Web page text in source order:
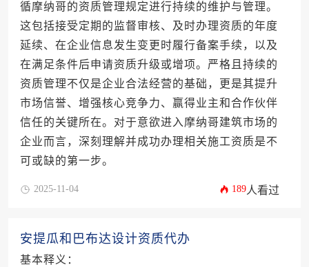
循摩纳哥的资质管理规定进行持续的维护与管理。
这包括接受定期的监督审核、及时办理资质的年度
延续、在企业信息发生变更时履行备案手续，以及
在满足条件后申请资质升级或增项。严格且持续的
资质管理不仅是企业合法经营的基础，更是其提升
市场信誉、增强核心竞争力、赢得业主和合作伙伴
信任的关键所在。对于意欲进入摩纳哥建筑市场的
企业而言，深刻理解并成功办理相关施工资质是不
可或缺的第一步。
2025-11-04 189人看过
安提瓜和巴布达设计资质代办
基本释义：